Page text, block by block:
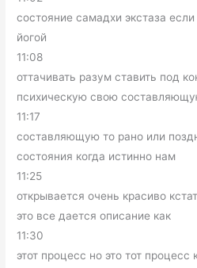
состояние самадхи экстаза
йогой
11:08
оттачивать разум ставить под
психическую свою
11:17
составляющую то рано или
состояния когда истинно нам
11:25
открывается очень красиво
это все дается описание как
11:30
этот процесс но это тот процесс